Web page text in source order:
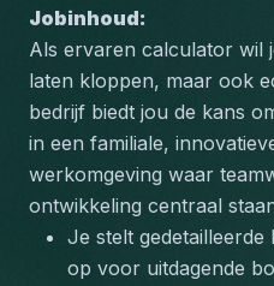
Jobinhoud:
Als ervaren calculator wil
laten kloppen, maar ook
bedrijf biedt jou de kans
in een familiale,
werkomgeving waar
ontwikkeling centraal
Je stelt
op voor uitdagende